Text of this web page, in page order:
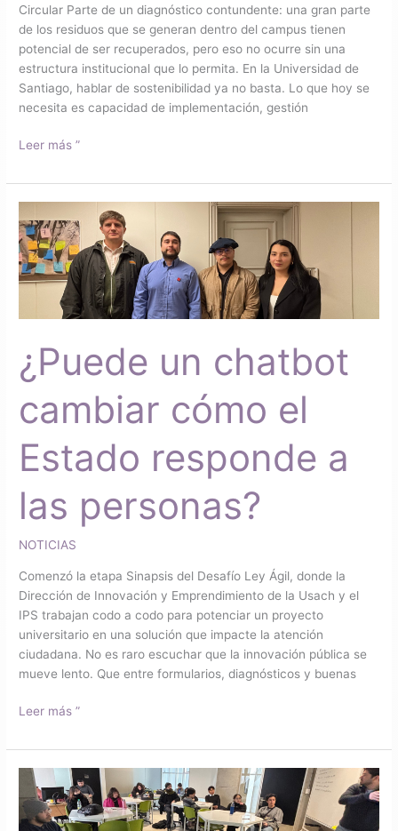
Circular Parte de un diagnóstico contundente: una gran parte
de los residuos que se generan dentro del campus tienen
potencial de ser recuperados, pero eso no ocurre sin una
estructura institucional que lo permita. En la Universidad de
Santiago, hablar de sostenibilidad ya no basta. Lo que hoy se
necesita es capacidad de implementación, gestión
Leer más ”
¿Puede un chatbot
cambiar cómo el
Estado responde a
las personas?
NOTICIAS
Comenzó la etapa Sinapsis del Desafío Ley Ágil, donde la
Dirección de Innovación y Emprendimiento de la Usach y el
IPS trabajan codo a codo para potenciar un proyecto
universitario en una solución que impacte la atención
ciudadana. No es raro escuchar que la innovación pública se
mueve lento. Que entre formularios, diagnósticos y buenas
un
chatbot
cambiar
cómo
responde
a
las
personas?
Leer más ”
Dinem
potencia
habilidades